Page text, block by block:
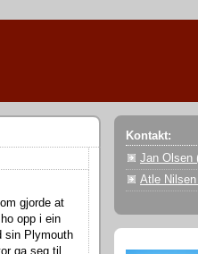
gjorde at
opp i ein
sin Plymouth
ga seg til
Kontakt:
Jan Olsen
Atle